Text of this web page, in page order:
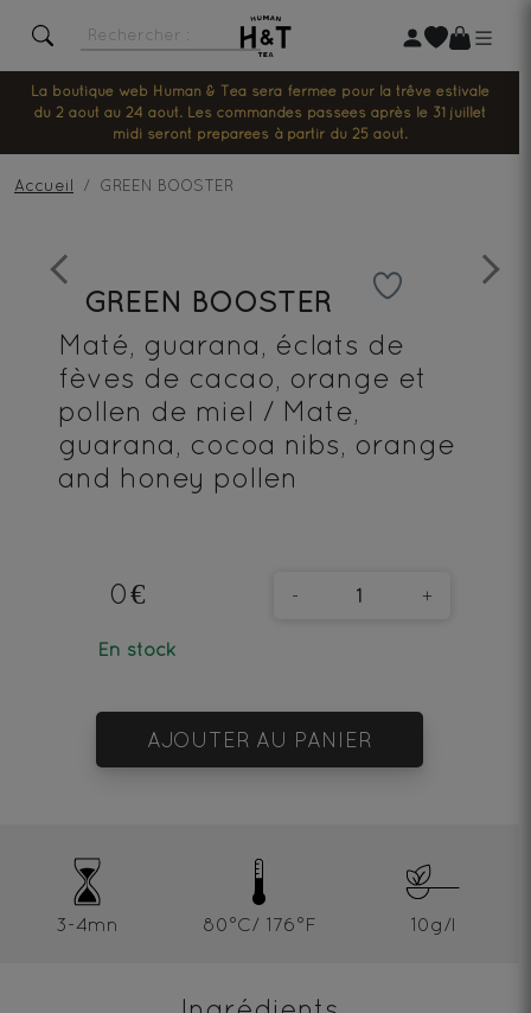
La boutique web Human & Tea sera fermée pour la trêve estivale
du 2 août au 24 août. Les commandes passées après le 31 juillet
midi seront préparées à partir du 25 août.
Accueil GREEN BOOSTER
Previous Next
GREEN BOOSTER
Maté, guarana, éclats de
fèves de cacao, orange et
pollen de miel / Mate,
guarana, cocoa nibs, orange
and honey pollen
0€
En stock
- +
AJOUTER AU PANIER
3-4mn 80°C/ 176°F 10g/l